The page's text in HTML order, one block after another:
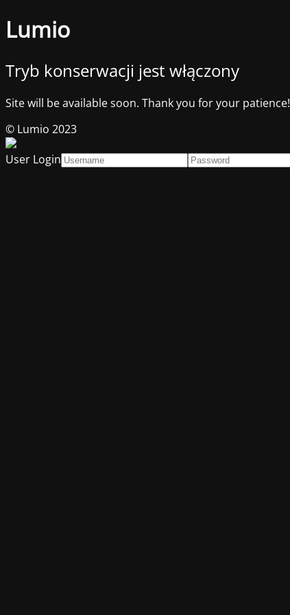
Lumio
Tryb konserwacji jest włączony
Site will be available soon. Thank you for your patience!
© Lumio 2023
User Login